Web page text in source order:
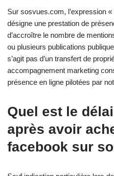
Sur sosvues.com, l’expression
désigne une prestation de
d’accroître le nombre de
ou plusieurs publications
s’agit pas d’un transfert de
accompagnement marketing
présence en ligne pilotées par
Quel est le
après avoir
facebook sur